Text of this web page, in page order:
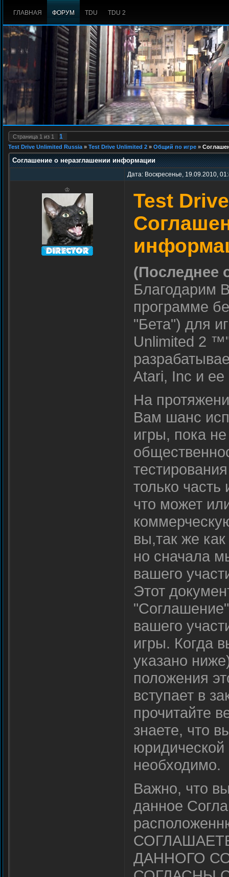
ГЛАВНАЯ ФОРУМ TDU TDU 2
Страница 1 из 1 1
Test Drive Unlimited Russia » Test Drive Unlimited 2 » Общий по игре »
Соглашение о неразглашении информации
Дата: Воскресенье, 19.09.2010,
♔
Test
(Последнее
Благодарим
программе
"Бета") для
Unlimited 2
Atari, Inc и
На
Вам шанс
игры, пока
только
что может
вы,так же
но сначала
вашего
Этот
вашего
игры. Когда
указано
положения
вступает в
прочитайте
знаете, что
юридической
необходимо.
Важно, что
данное
ДАННОГО